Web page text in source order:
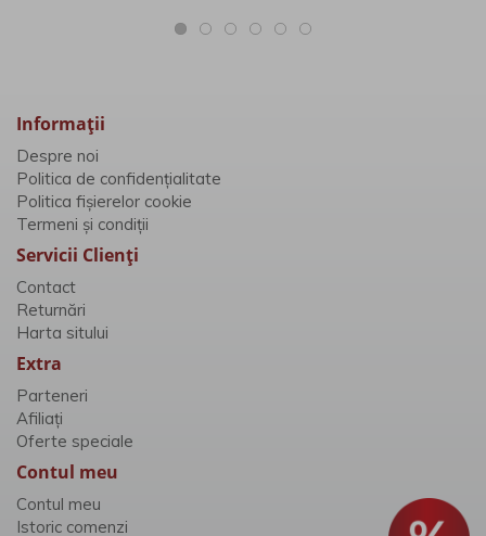
Informaţii
Despre noi
Politica de confidențialitate
Politica fișierelor cookie
Termeni și condiții
Servicii Clienţi
Contact
Returnări
Harta sitului
Extra
Parteneri
Afiliaţi
Oferte speciale
Contul meu
Contul meu
Istoric comenzi